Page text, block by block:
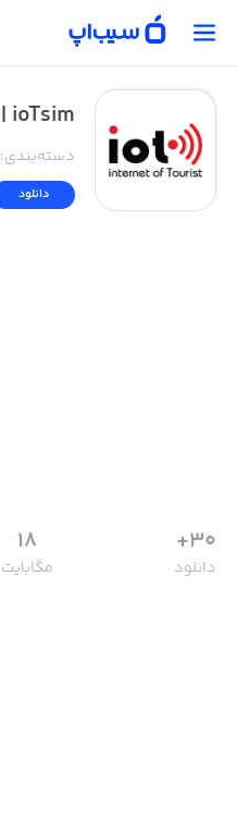
ioTsim | ای او تی سیم
دسته‌بندی:
دانلود
30+
دانلود
18
مگابایت